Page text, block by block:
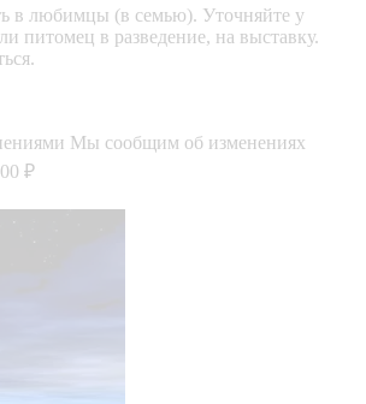
в любимцы (в семью). Уточняйте у
питомец в разведение, на выставку.
Мы сообщим об изменениях
₽